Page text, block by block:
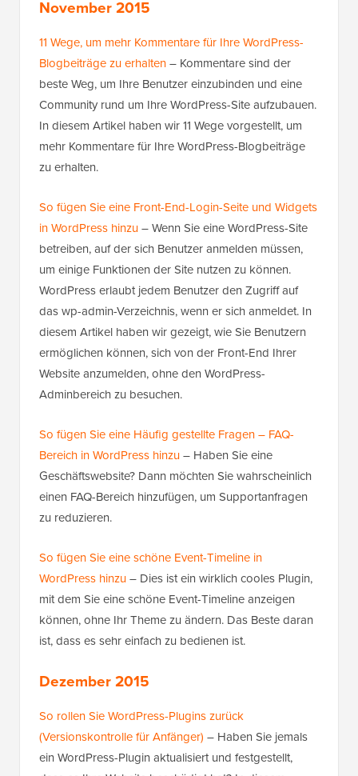
November 2015
11 Wege, um mehr Kommentare für Ihre WordPress-
Blogbeiträge zu erhalten– Kommentare sind der
beste Weg, um Ihre Benutzer einzubinden und eine
Community rund um Ihre WordPress-Site aufzubauen.
In diesem Artikel haben wir 11 Wege vorgestellt, um
mehr Kommentare für Ihre WordPress-Blogbeiträge
zu erhalten.
So fügen Sie eine Front-End-Login-Seite und Widgets
in WordPress hinzu– Wenn Sie eine WordPress-Site
betreiben, auf der sich Benutzer anmelden müssen,
um einige Funktionen der Site nutzen zu können.
WordPress erlaubt jedem Benutzer den Zugriff auf
das wp-admin-Verzeichnis, wenn er sich anmeldet. In
diesem Artikel haben wir gezeigt, wie Sie Benutzern
ermöglichen können, sich von der Front-End Ihrer
Website anzumelden, ohne den WordPress-
Adminbereich zu besuchen.
So fügen Sie eine Häufig gestellte Fragen – FAQ-
Bereich in WordPress hinzu– Haben Sie eine
Geschäftswebsite? Dann möchten Sie wahrscheinlich
einen FAQ-Bereich hinzufügen, um Supportanfragen
zu reduzieren.
So fügen Sie eine schöne Event-Timeline in
WordPress hinzu– Dies ist ein wirklich cooles Plugin,
mit dem Sie eine schöne Event-Timeline anzeigen
können, ohne Ihr Theme zu ändern. Das Beste daran
ist, dass es sehr einfach zu bedienen ist.
Dezember 2015
So rollen Sie WordPress-Plugins zurück
(Versionskontrolle für Anfänger) – Haben Sie jemals
ein WordPress-Plugin aktualisiert und festgestellt,